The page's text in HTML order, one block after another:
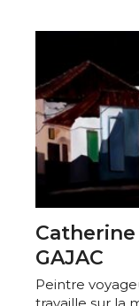
Catherine
GAJAC
Peintre